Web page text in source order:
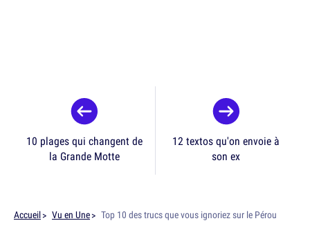
10 plages qui changent de
la Grande Motte
12 textos qu'on envoie à
son ex
Accueil Vu en Une Top 10 des trucs que vous ignoriez sur le Pérou